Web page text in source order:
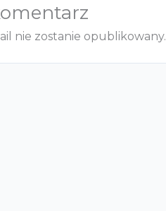
nie zostanie opublikowany.